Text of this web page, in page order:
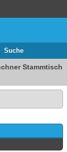
Suche
Stammtisch